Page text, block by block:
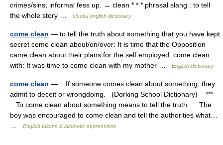
crimes/sins; informal fess up. → clean * * * phrasal slang : to tell
the whole story …
Useful english dictionary
come clean — to tell the truth about something that you have kept
secret come clean about/on/over: It is time that the Opposition
came clean about their plans for the self employed. come clean
with: It was time to come clean with my mother …
English dictionary
come clean — If someone comes clean about something, they
admit to deceit or wrongdoing. (Dorking School Dictionary) ***
To come clean about something means to tell the truth. The
boy was encouraged to come clean and tell the authorities what…
English Idioms & idiomatic expressions